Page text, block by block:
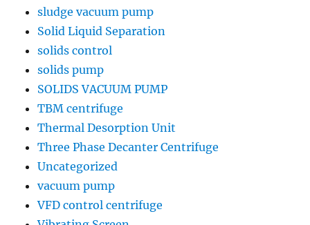
sludge vacuum pump
Solid Liquid Separation
solids control
solids pump
SOLIDS VACUUM PUMP
TBM centrifuge
Thermal Desorption Unit
Three Phase Decanter Centrifuge
Uncategorized
vacuum pump
VFD control centrifuge